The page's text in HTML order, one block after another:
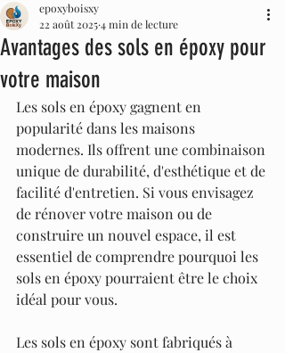
Avantages des sols en époxy pour
votre maison
epoxyboisxy
22 août 20254 min de lecture
Les sols en époxy gagnent en
popularité dans les maisons
modernes. Ils offrent une combinaison
unique de durabilité, d'esthétique et de
facilité d'entretien. Si vous envisagez
de rénover votre maison ou de
construire un nouvel espace, il est
essentiel de comprendre pourquoi les
sols en époxy pourraient être le choix
idéal pour vous.
Les sols en époxy sont fabriqués à